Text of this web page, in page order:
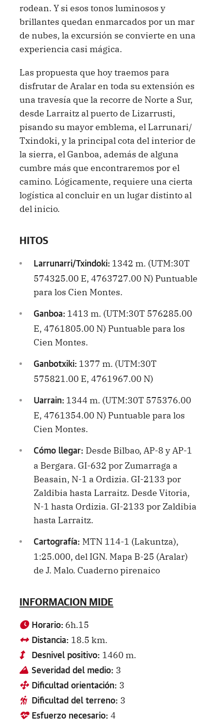
rodean. Y si esos tonos luminosos y
brillantes quedan enmarcados por un mar
de nubes, la excursión se convierte en una
experiencia casi mágica.
Las propuesta que hoy traemos para
disfrutar de Aralar en toda su extensión es
una travesía que la recorre de Norte a Sur,
desde Larraitz al puerto de Lizarrusti,
pisando su mayor emblema, el Larrunari/
Txindoki, y la principal cota del interior de
la sierra, el Ganboa, además de alguna
cumbre más que encontraremos por el
camino. Lógicamente, requiere una cierta
logística al concluir en un lugar distinto al
del inicio.
HITOS
Larrunarri/Txindoki: 1342 m. (UTM:30T
574325.00 E, 4763727.00 N) Puntuable
para los Cien Montes.
Ganboa: 1413 m. (UTM:30T 576285.00
E, 4761805.00 N) Puntuable para los
Cien Montes.
Ganbotxiki: 1377 m. (UTM:30T
575821.00 E, 4761967.00 N)
Uarrain: 1344 m. (UTM:30T 575376.00
E, 4761354.00 N) Puntuable para los
Cien Montes.
Cómo llegar: Desde Bilbao, AP-8 y AP-1
a Bergara. GI-632 por Zumarraga a
Beasain, N-1 a Ordizia. GI-2133 por
Zaldibia hasta Larraitz. Desde Vitoria,
N-1 hasta Ordizia. GI-2133 por Zaldibia
hasta Larraitz.
Cartografía: MTN 114-1 (Lakuntza),
1:25.000, del IGN. Mapa B-25 (Aralar)
de J. Malo. Cuaderno pirenaico
INFORMACION MIDE
Horario: 6h.15
Distancia: 18.5 km.
Desnivel positivo: 1460 m.
Severidad del medio: 3
Dificultad orientación: 3
Dificultad del terreno: 3
Esfuerzo necesario: 4